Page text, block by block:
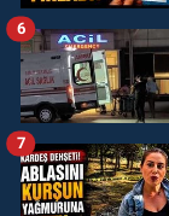
6
7